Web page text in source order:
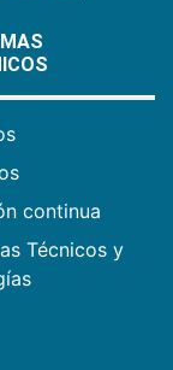
continua
Técnicos y